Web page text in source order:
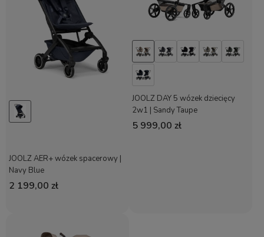
JOOLZ AER+ wózek spacerowy |
Navy Blue
2 199,00 zł
JOOLZ DAY 5 wózek dziecięcy
2w1 | Sandy Taupe
5 999,00 zł